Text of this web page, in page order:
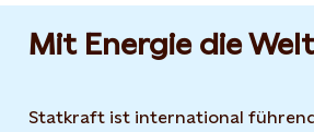
Mit Energie die
Statkraft ist international